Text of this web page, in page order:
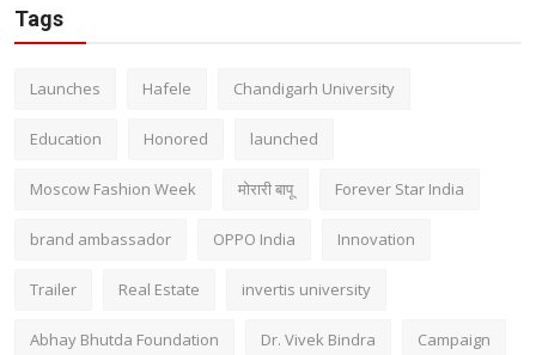
Tags
Launches Hafele Chandigarh University
Education Honored launched
Moscow Fashion Week मोरारी बापू Forever Star India
brand ambassador OPPO India Innovation
Trailer Real Estate invertis university
Abhay Bhutda Foundation Dr. Vivek Bindra Campaign